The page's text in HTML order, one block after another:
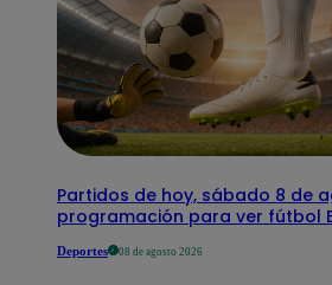
Partidos de hoy, sábado 8 de
programación para ver fútbol
Deportes 08 de agosto 2026